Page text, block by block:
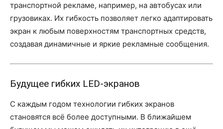
транспортной рекламе, например, на автобусах или
грузовиках. Их гибкость позволяет легко адаптировать
экран к любым поверхностям транспортных средств,
создавая динамичные и яркие рекламные сообщения.
Будущее гибких LED-экранов
С каждым годом технологии гибких экранов
становятся всё более доступными. В ближайшем